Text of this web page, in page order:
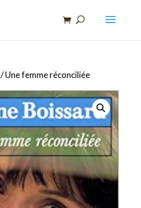
/ Une femme réconciliée